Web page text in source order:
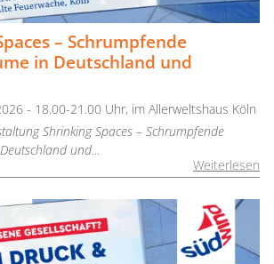
– Schrumpfende
in Deutschland und
- 18.00-21.00 Uhr, im Allerweltshaus Köln
Shrinking Spaces – Schrumpfende
und…
Weiterlesen